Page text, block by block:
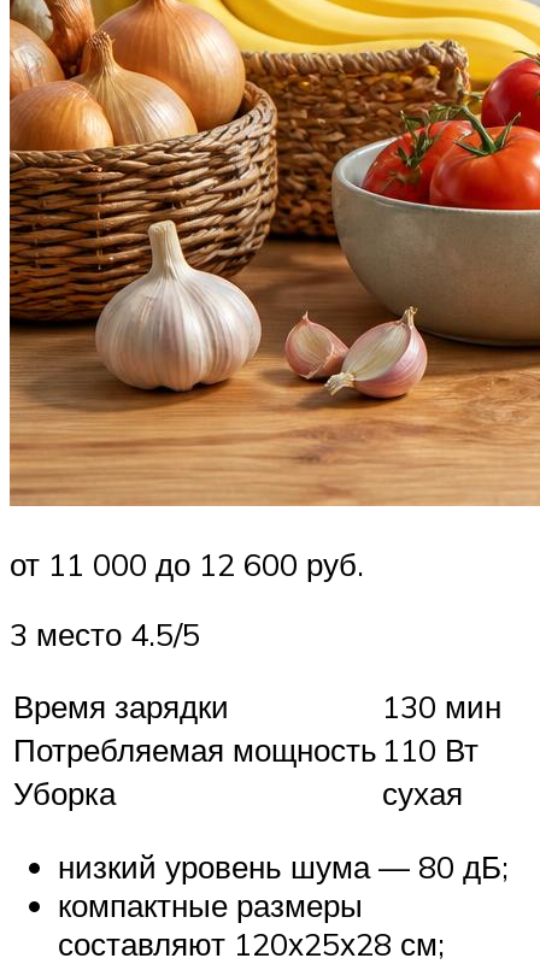
от 11 000 до 12 600 руб.
3 место 4.5/5
Время зарядки
130 мин
Потребляемая мощность 110 Вт
Уборка
сухая
низкий уровень шума — 80 дБ;
компактные размеры
составляют 120х25х28 см;